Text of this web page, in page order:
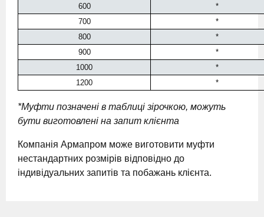
600
*
700
*
800
*
900
*
1000
*
1200
*
*Муфти позначені в таблиці зірочкою, можуть
бути виготовлені на запит клієнта
Компанія Армапром може виготовити муфти
нестандартних розмірів відповідно до
індивідуальних запитів та побажань клієнта.